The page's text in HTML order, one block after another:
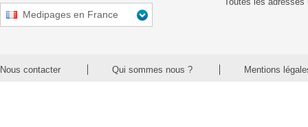
Medipages en France
Nous contacter Qui sommes nous ? Mentions